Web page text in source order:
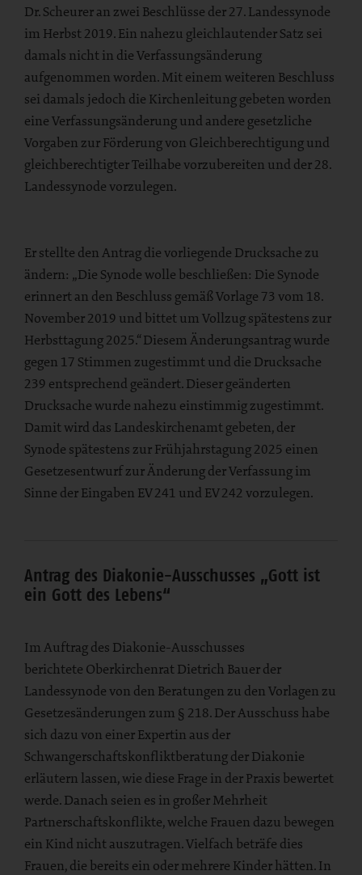
Dr. Scheurer an zwei Beschlüsse der 27. Landessynode
im Herbst 2019. Ein nahezu gleichlautender Satz sei
damals nicht in die Verfassungsänderung
aufgenommen worden. Mit einem weiteren Beschluss
sei damals jedoch die Kirchenleitung gebeten worden
eine Verfassungsänderung und andere gesetzliche
Vorgaben zur Förderung von Gleichberechtigung und
gleichberechtigter Teilhabe vorzubereiten und der 28.
Landessynode vorzulegen.
Er stellte den Antrag die vorliegende Drucksache zu
ändern: „Die Synode wolle beschließen: Die Synode
erinnert an den Beschluss gemäß Vorlage 73 vom 18.
November 2019 und bittet um Vollzug spätestens zur
Herbsttagung 2025.“ Diesem Änderungsantrag wurde
gegen 17 Stimmen zugestimmt und die Drucksache
239 entsprechend geändert. Dieser geänderten
Drucksache wurde nahezu einstimmig zugestimmt.
Damit wird das Landeskirchenamt gebeten, der
Synode spätestens zur Frühjahrstagung 2025 einen
Gesetzesentwurf zur Änderung der Verfassung im
Sinne der Eingaben EV 241 und EV 242 vorzulegen.
Antrag des Diakonie-Ausschusses „Gott ist
ein Gott des Lebens“
Im Auftrag des Diakonie-Ausschusses
berichtete Oberkirchenrat Dietrich Bauer der
Landessynode von den Beratungen zu den Vorlagen zu
Gesetzesänderungen zum § 218. Der Ausschuss habe
sich dazu von einer Expertin aus der
Schwangerschaftskonfliktberatung der Diakonie
erläutern lassen, wie diese Frage in der Praxis bewertet
werde. Danach seien es in großer Mehrheit
Partnerschaftskonflikte, welche Frauen dazu bewegen
ein Kind nicht auszutragen. Vielfach beträfe dies
Frauen, die bereits ein oder mehrere Kinder hätten. In